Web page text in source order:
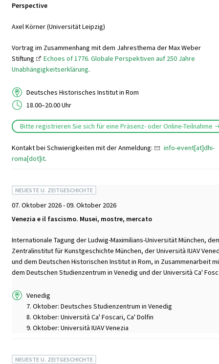
Perspective
Axel Körner (Universität Leipzig)
Vortrag im Zusammenhang mit dem Jahresthema der Max Weber
Stiftung
Echoes of 1776. Globale Perspektiven auf 250 Jahre
Unabhängigkeitserklärung.
Deutsches Historisches Institut in Rom
18.00–20.00 Uhr
Bitte registrieren Sie sich für eine Präsenz- oder Online-Teilnahme
Kontakt bei Schwierigkeiten mit der Anmeldung:
info-event[at]dhi-
roma[dot]it.
NEUESTE U. ZEITGESCHICHTE
07. Oktober 2026 - 09. Oktober 2026
Venezia e il fascismo. Musei, mostre, mercato
Internationale Tagung der Ludwig-Maximilians-Universität München,
Zentralinstitut für Kunstgeschichte München, der Università IUAV
und dem Deutschen Historischen Institut in Rom, in Zusammenarbeit
dem Deutschen Studienzentrum in Venedig und der Università Ca'
Venedig
7. Oktober: Deutsches Studienzentrum in Venedig
8. Oktober: Università Ca' Foscari, Ca' Dolfin
9. Oktober: Università IUAV Venezia
NEUESTE U. ZEITGESCHICHTE